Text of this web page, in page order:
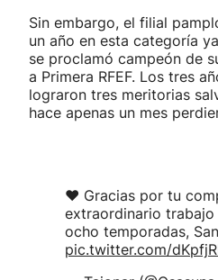
Sin embargo, el filial
un año en esta categoría
se proclamó campeón de
a Primera RFEF. Los tres
lograron tres meritorias
hace apenas un mes
❤️ Gracias por tu
extraordinario trabajo
ocho temporadas,
pic.twitter.com/